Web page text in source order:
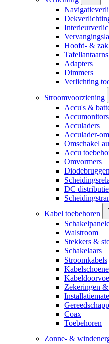
Hoofd- &
Tafellantaarns
Adapters
Dimmers
Verlichting
Stroomvoorziening
Accu's &
Accumonitors
Acculaders
Acculader-
Omschakel
Accu
Omvormers
Diodebruggen
DC
Kabel toebehoren
Walstroom
Stekkers &
Schakelaars
Stroomkabels
Zekeringen
Coax
Toebehoren
Zonne- &